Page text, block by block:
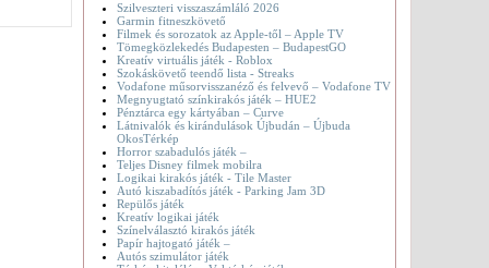
Szilveszteri visszaszámláló 2026
Garmin fitneszkövető
Filmek és sorozatok az Apple-től – Apple TV
Tömegközlekedés Budapesten – BudapestGO
Kreatív virtuális játék - Roblox
Szokáskövető teendő lista - Streaks
Vodafone műsorvisszanéző és felvevő – Vodafone TV
Megnyugtató színkirakós játék – HUE2
Pénztárca egy kártyában – Curve
Látnivalók és kirándulások Újbudán – Újbuda
OkosTérkép
Horror szabadulós játék –
Teljes Disney filmek mobilra
Logikai kirakós játék - Tile Master
Autó kiszabadítós játék - Parking Jam 3D
Repülős játék
Kreatív logikai játék
Színelválasztó kirakós játék
Papír hajtogató játék –
Autós szimulátor játék